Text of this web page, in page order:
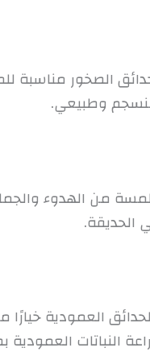
الصخور مناسبة
وطبيعي.
من الهدوء
الحديقة.
العمودية
النباتات